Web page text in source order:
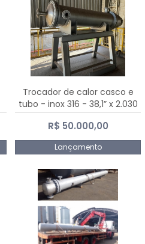
Trocador de calor casco e
tubo - inox 316 - 38,1” x 2.030
mm
R$ 50.000,00
Lançamento